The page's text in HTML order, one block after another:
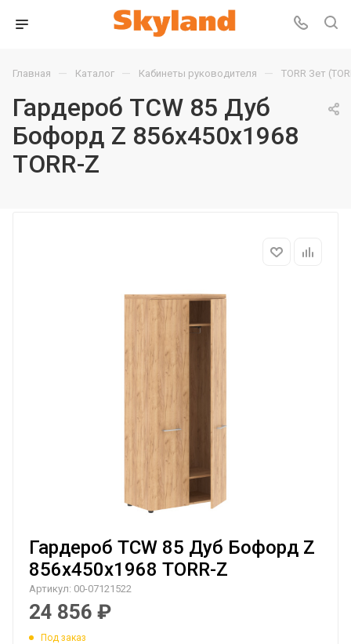
Главная — Каталог — Кабинеты руководителя — TORR Зет
Гардероб TCW 85 Дуб
Бофорд Z 856х450х1968
TORR-Z
Гардероб TCW 85 Дуб Бофорд Z
856х450х1968 TORR-Z
Артикул: 00-07121522
24 856 ₽
Под заказ